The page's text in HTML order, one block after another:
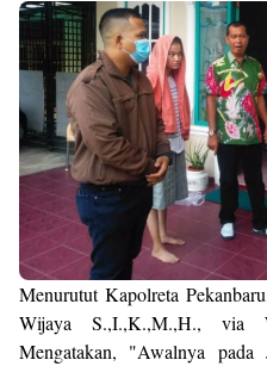
Menurutut Kapolreta
Wijaya S.,I.,K.,M.,H., via
Mengatakan, "Awalnya